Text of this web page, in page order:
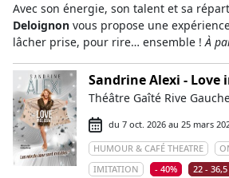
Avec son énergie, son talent et sa
Deloignon vous propose une
lâcher prise, pour rire… ensemble !À
Sandrine Alexi - Love
Théâtre Gaîté Rive
du 7 oct. 2026 au 25 mars
HUMOUR & CAFÉ THEATRE
IMITATION
- 40% 22 -